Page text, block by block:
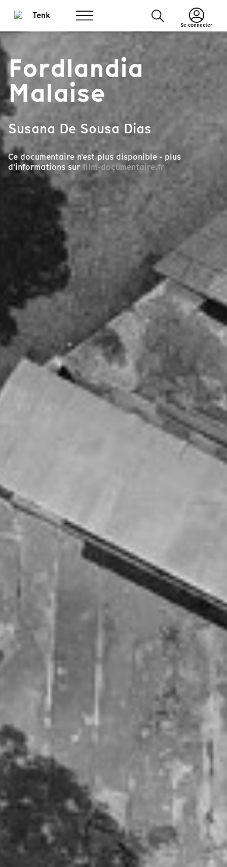
Se connecter
Fordlandia
Malaise
Susana De Sousa Dias
Ce documentaire n'est plus disponible - plus
d'informations sur film-documentaire.fr